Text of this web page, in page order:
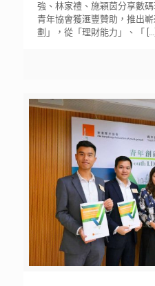
強、林家禮、施穎茵分享數
青年協會獲滙豐贊助，推出
劃」，從「理財能力」、「
[…]